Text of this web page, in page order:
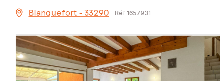
Blanquefort - 33290 Réf 1657931